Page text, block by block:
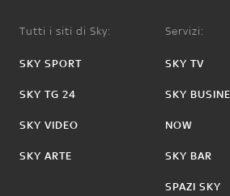
Tutti i siti di Sky:
SKY SPORT
SKY TG 24
SKY VIDEO
SKY ARTE
Servizi:
SKY TV
SKY
NOW
SKY BAR
SPAZI SKY